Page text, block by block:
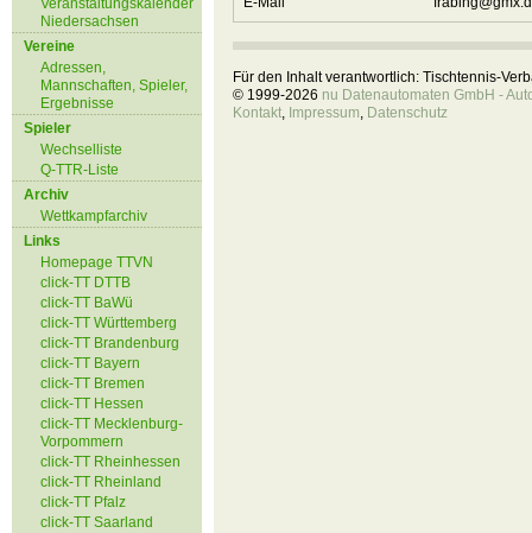
Veranstaltungskalender
Niedersachsen
Vereine
Adressen,
Mannschaften, Spieler,
Ergebnisse
Spieler
Wechselliste
Q-TTR-Liste
Archiv
Wettkampfarchiv
Links
Homepage TTVN
click-TT DTTB
click-TT BaWü
click-TT Württemberg
click-TT Brandenburg
click-TT Bayern
click-TT Bremen
click-TT Hessen
click-TT Mecklenburg-
Vorpommern
click-TT Rheinhessen
click-TT Rheinland
click-TT Pfalz
click-TT Saarland
Für den Inhalt verantwortlich: Tischtennis-
© 1999-2026 nu Datenautomaten GmbH -
Kontakt, Impressum, Datenschutz